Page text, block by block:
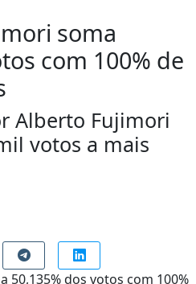
soma
com 100% de
Alberto Fujimori
votos a mais